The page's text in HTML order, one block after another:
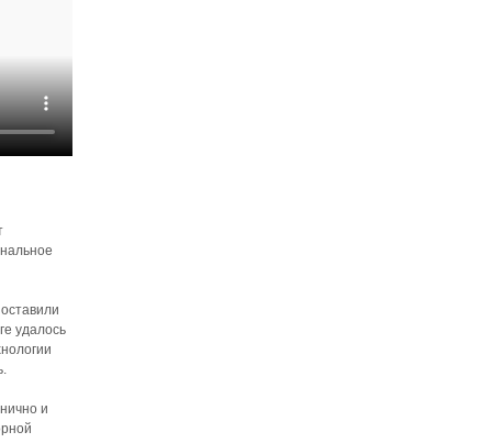
удалось
и